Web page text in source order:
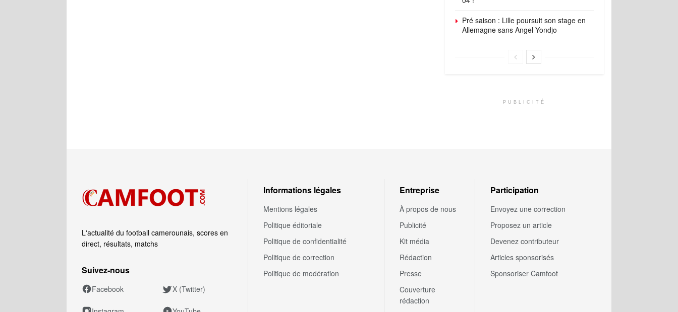
Pré saison : Lille poursuit son stage en
Allemagne sans Angel Yondjo
PUBLICITÉ
L'actualité du football camerounais, scores en
direct, résultats, matchs
Suivez‑nous
Facebook X (Twitter)
Informations légales
Mentions légales
Politique éditoriale
Politique de confidentialité
Politique de correction
Politique de modération
Entreprise
À propos de nous
Publicité
Kit média
Rédaction
Presse
Couverture
rédaction
Participation
Envoyez une correction
Proposez un article
Devenez contributeur
Articles sponsorisés
Sponsoriser Camfoot